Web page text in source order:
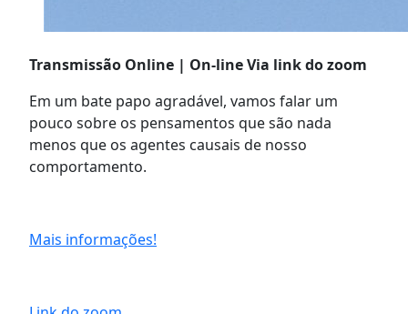
Transmissão Online | On-line Via link do zoom
Em um bate papo agradável, vamos falar um
pouco sobre os pensamentos que são nada
menos que os agentes causais de nosso
comportamento.
Mais informações!